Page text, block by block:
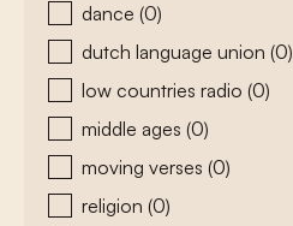
dance (0)
dutch language union (0)
low countries radio (0)
middle ages (0)
moving verses (0)
religion (0)